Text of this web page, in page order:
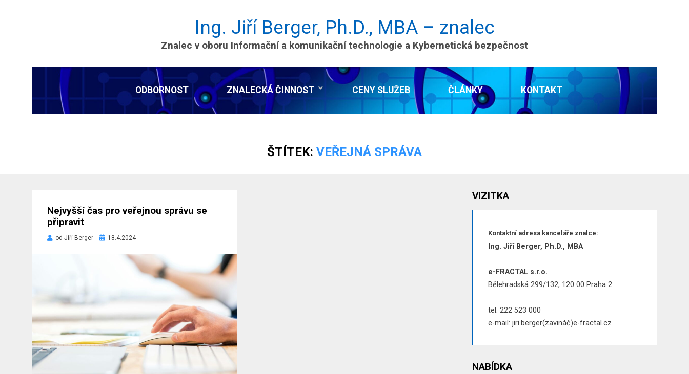
Ing. Jiří Berger, Ph.D., MBA – znalec
Znalec v oboru Informační a komunikační technologie a Kybernetická bezpečnost
ODBORNOST ZNALECKÁ ČINNOST CENY SLUŽEB ČLÁNKY KONTAKT
ŠTÍTEK: VEŘEJNÁ SPRÁVA
Nejvyšší čas pro veřejnou správu se
připravit
od Jiří Berger
Zveřejněno
18.4.2024
VIZITKA
Kontaktní adresa kanceláře znalce:
Ing. Jiří Berger, Ph.D., MBA
e-FRACTAL s.r.o.
Bělehradská 299/132, 120 00 Praha 2
tel: 222 523 000
e-mail: jiri.berger(zavináč)e-fractal.cz
NABÍDKA